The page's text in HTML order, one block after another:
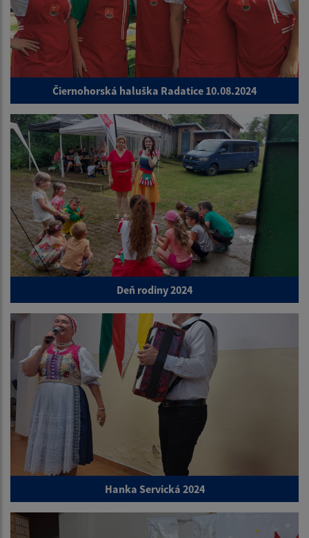
Čiernohorská haluška Radatice 10.08.2024
Deň rodiny 2024
Hanka Servická 2024